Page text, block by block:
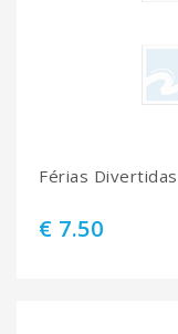
Férias Divertidas
€ 7.50